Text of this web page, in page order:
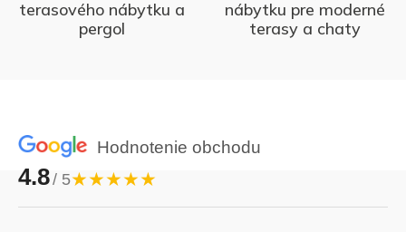
terasového nábytku a
pergol
nábytku pre moderné
terasy a chaty
Hodnotenie obchodu
4.8/ 5★★★★★